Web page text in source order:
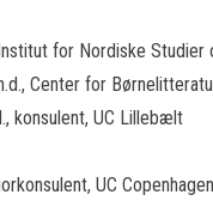
for Nordiske Studier
Center for
konsulent, UC Lillebælt
UC Copenhagen